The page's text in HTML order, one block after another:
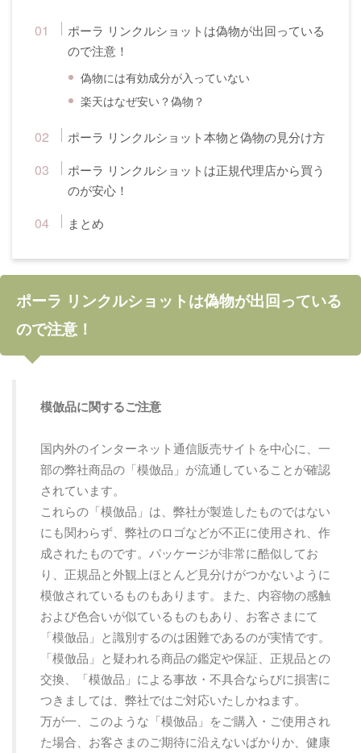
ポーラ リンクルショットは偽物が出回っている
ので注意！
偽物には有効成分が入っていない
楽天はなぜ安い？偽物？
ポーラ リンクルショット本物と偽物の見分け方
ポーラ リンクルショットは正規代理店から買う
のが安心！
まとめ
ポーラ リンクルショットは偽物が出回っている
ので注意！
模倣品に関するご注意
国内外のインターネット通信販売サイトを中心に、一
部の弊社商品の「模倣品」が流通していることが確認
されています。
これらの「模倣品」は、弊社が製造したものではない
にも関わらず、弊社のロゴなどが不正に使用され、作
成されたものです。パッケージが非常に酷似してお
り、正規品と外観上ほとんど見分けがつかないように
模倣されているものもあります。また、内容物の感触
および色合いが似ているものもあり、お客さまにて
「模倣品」と識別するのは困難であるのが実情です。
「模倣品」と疑われる商品の鑑定や保証、正規品との
交換、「模倣品」による事故・不具合ならびに損害に
つきましては、弊社ではご対応いたしかねます。
万が一、このような「模倣品」をご購入・ご使用され
た場合、お客さまのご期待に沿えないばかりか、健康